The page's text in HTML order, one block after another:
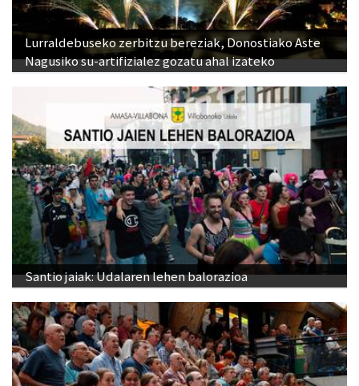
Lurraldebuseko zerbitzu bereziak, Donostiako Aste
Nagusiko su-artifizialez gozatu ahal izateko
Santio jaiak: Udalaren lehen balorazioa